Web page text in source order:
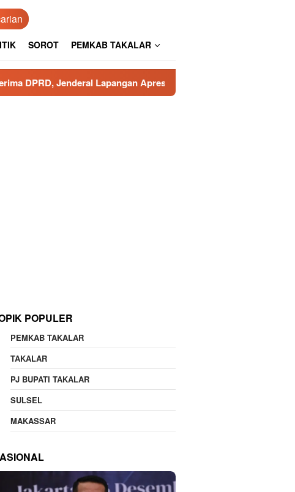
SOROT PEMKAB TAKALAR
Lapangan Apresiasi Pengamanan Polresta Gowa
POPULER
PEMKAB TAKALAR
TAKALAR
PJ BUPATI TAKALAR
SULSEL
MAKASSAR